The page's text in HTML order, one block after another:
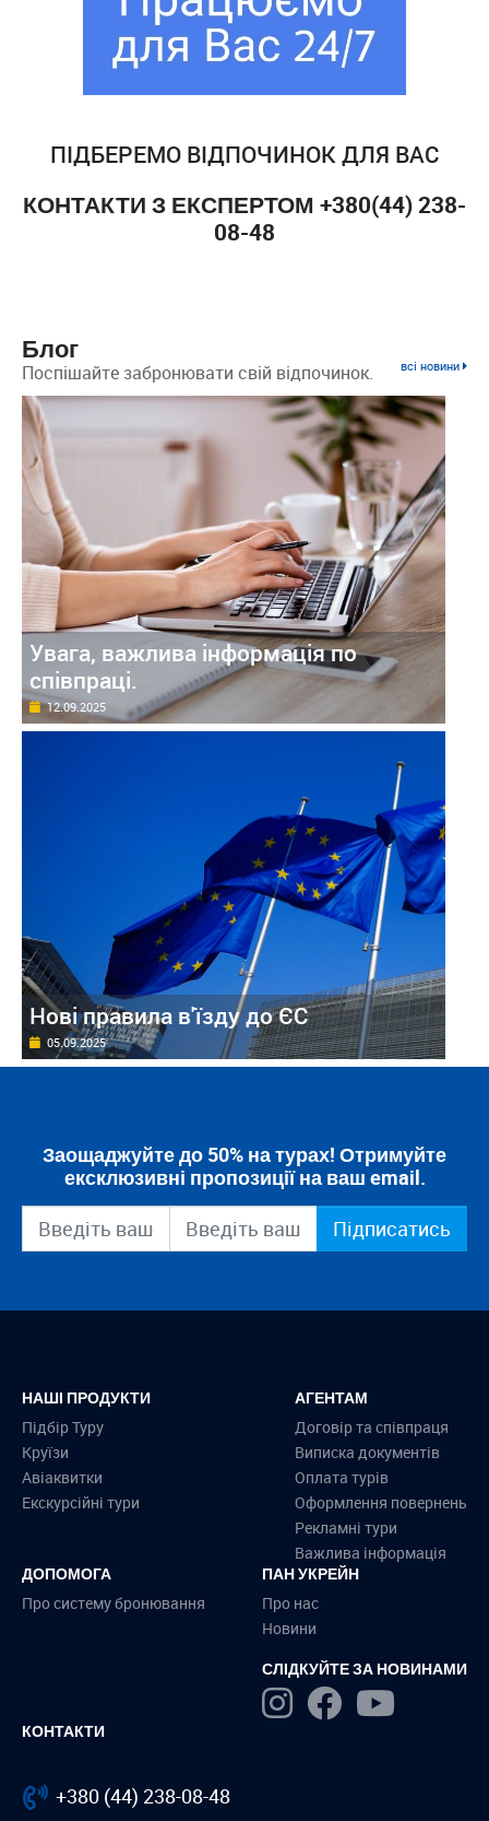
ПІДБЕРЕМО ВІДПОЧИНОК ДЛЯ ВАС
КОНТАКТИ З ЕКСПЕРТОМ +380(44) 238-
08-48
всі новини
Блог
Поспішайте забронювати свій відпочинок.
Увага, важлива інформація по
співпраці.
12.09.2025
Нові правила в'їзду до ЄС
05.09.2025
Заощаджуйте до 50% на турах! Отримуйте
ексклюзивні пропозиції на ваш email.
Підписатись
НАШІ ПРОДУКТИ
Підбір Туру
Круїзи
Авіаквитки
Екскурсійні тури
АГЕНТАМ
Договір та співпраця
Виписка документів
Оплата турів
Оформлення повернень
Рекламні тури
Важлива інформація
ДОПОМОГА
Про систему бронювання
ПАН УКРЕЙН
Про нас
Новини
СЛІДКУЙТЕ ЗА НОВИНАМИ
КОНТАКТИ
+380 (44) 238-08-48